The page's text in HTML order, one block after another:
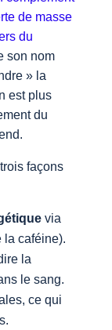
de masse
du
son nom
» la
est plus
du
façons
via
la caféine).
la
le sang.
ce qui